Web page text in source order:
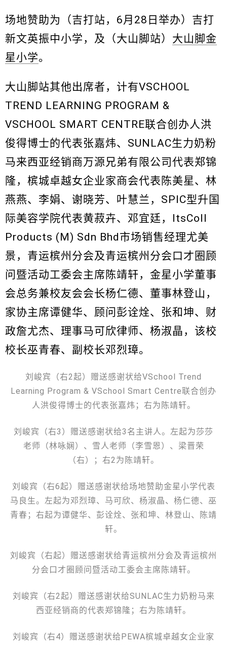
场地赞助为（吉打站，6月28日举办）吉打
新文英振中小学，及（大山脚站） 大山脚金
星小学。
大山脚站其他出席者，计有VSCHOOL
TREND LEARNING PROGRAM &
VSCHOOL SMART CENTRE联合创办人洪
俊得博士的代表张嘉炜、SUNLAC生力奶粉
马来西亚经销商万源兄弟有限公司代表郑锦
隆，槟城卓越女企业家商会代表陈美星、林
燕燕、李娟、谢晓芳、叶慧兰，SPIC型升国
际美容学院代表黄菽卉、邓宜廷，ItsColl
Products (M) Sdn Bhd市场销售经理尤美
景，青运槟州分会及青运槟州分会口才圈顾
问暨活动工委会主席陈靖轩，金星小学董事
会总务兼校友会会长杨仁德、董事林登山，
家协主席谭健华、顾问彭诠烇、张和坤、财
政詹尤杰、理事马可欣律师、杨淑晶，该校
校长巫青春、副校长邓烈璋。
刘峻宾（右2起）赠送感谢状给VSchool Trend
Learning Program & VSchool Smart Centre联合创办
人洪俊得博士的代表张嘉炜；右为陈靖轩。
刘峻宾（右3）赠送感谢状给3名主讲人。左起为莎莎
老师（林咏娴）、雪人老师（李雪恩）、梁晋荣
（右）；右2为陈靖轩。
刘峻宾（右6起）赠送感谢状给场地赞助金星小学代表
马良生。左起为邓烈璋、马可欣、杨淑晶、杨仁德、巫
青春；右起为谭健华、彭诠烇、张和坤、林登山、陈靖
轩。
刘峻宾（右起）赠送感谢状给青运槟州分会及青运槟州
分会口才圈顾问暨活动工委会主席陈靖轩。
刘峻宾（右2起）赠送感谢状给SUNLAC生力奶粉马来
西亚经销商的代表郑锦隆；右为陈靖轩。
刘峻宾（右4）赠送感谢状给PEWA槟城卓越女企业家